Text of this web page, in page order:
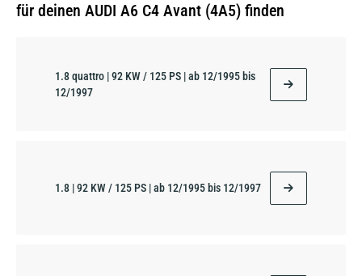
für deinen AUDI A6 C4 Avant (4A5) finden
1.8 quattro | 92 KW / 125 PS | ab 12/1995 bis
12/1997
1.8 | 92 KW / 125 PS | ab 12/1995 bis 12/1997